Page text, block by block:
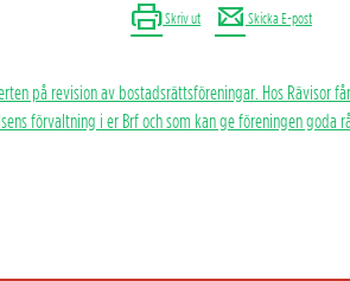
Skriv ut Skicka E-post
på revision av bostadsrättsföreningar. Hos Rävisor
förvaltning i er Brf och som kan ge föreningen goda